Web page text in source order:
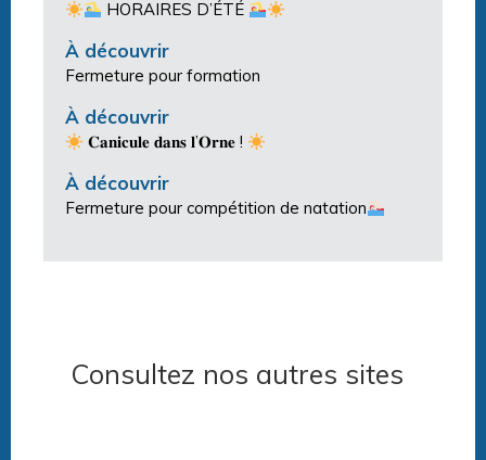
HORAIRES D’ÉTÉ
À découvrir
Fermeture pour formation
À découvrir
𝐂𝐚𝐧𝐢𝐜𝐮𝐥𝐞 𝐝𝐚𝐧𝐬 𝐥’𝐎𝐫𝐧𝐞 !
À découvrir
Fermeture pour compétition de natation
Consultez nos autres sites